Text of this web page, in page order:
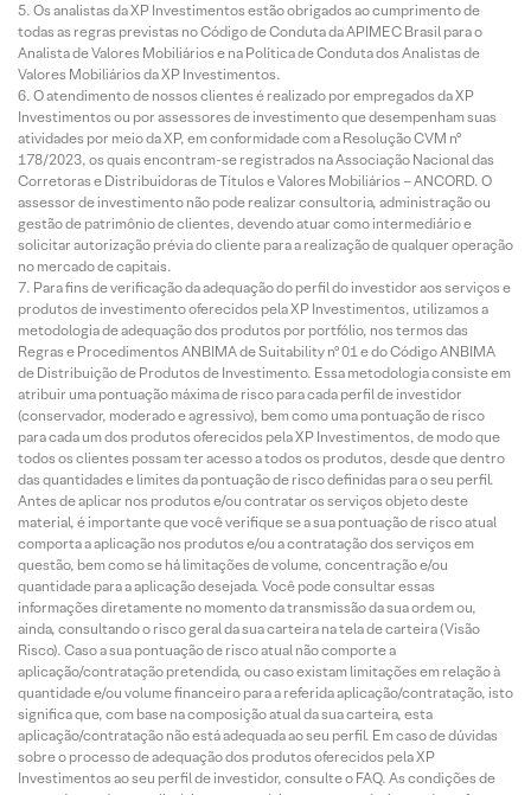
Os analistas da XP Investimentos estão obrigados ao cumprimento de
todas as regras previstas no Código de Conduta da APIMEC Brasil para o
Analista de Valores Mobiliários e na Política de Conduta dos Analistas de
Valores Mobiliários da XP Investimentos.
O atendimento de nossos clientes é realizado por empregados da XP
Investimentos ou por assessores de investimento que desempenham suas
atividades por meio da XP, em conformidade com a Resolução CVM nº
178/2023, os quais encontram-se registrados na Associação Nacional das
Corretoras e Distribuidoras de Títulos e Valores Mobiliários – ANCORD. O
assessor de investimento não pode realizar consultoria, administração ou
gestão de patrimônio de clientes, devendo atuar como intermediário e
solicitar autorização prévia do cliente para a realização de qualquer operação
no mercado de capitais.
Para fins de verificação da adequação do perfil do investidor aos serviços e
produtos de investimento oferecidos pela XP Investimentos, utilizamos a
metodologia de adequação dos produtos por portfólio, nos termos das
Regras e Procedimentos ANBIMA de Suitability nº 01 e do Código ANBIMA
de Distribuição de Produtos de Investimento. Essa metodologia consiste em
atribuir uma pontuação máxima de risco para cada perfil de investidor
(conservador, moderado e agressivo), bem como uma pontuação de risco
para cada um dos produtos oferecidos pela XP Investimentos, de modo que
todos os clientes possam ter acesso a todos os produtos, desde que dentro
das quantidades e limites da pontuação de risco definidas para o seu perfil.
Antes de aplicar nos produtos e/ou contratar os serviços objeto deste
material, é importante que você verifique se a sua pontuação de risco atual
comporta a aplicação nos produtos e/ou a contratação dos serviços em
questão, bem como se há limitações de volume, concentração e/ou
quantidade para a aplicação desejada. Você pode consultar essas
informações diretamente no momento da transmissão da sua ordem ou,
ainda, consultando o risco geral da sua carteira na tela de carteira (Visão
Risco). Caso a sua pontuação de risco atual não comporte a
aplicação/contratação pretendida, ou caso existam limitações em relação à
quantidade e/ou volume financeiro para a referida aplicação/contratação, isto
significa que, com base na composição atual da sua carteira, esta
aplicação/contratação não está adequada ao seu perfil. Em caso de dúvidas
sobre o processo de adequação dos produtos oferecidos pela XP
Investimentos ao seu perfil de investidor, consulte o FAQ. As condições de